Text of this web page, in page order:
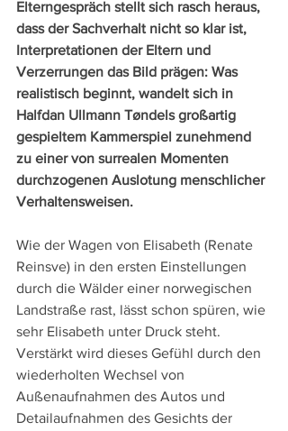
Elterngespräch stellt sich rasch heraus,
dass der Sachverhalt nicht so klar ist,
Interpretationen der Eltern und
Verzerrungen das Bild prägen: Was
realistisch beginnt, wandelt sich in
Halfdan Ullmann Tøndels großartig
gespieltem Kammerspiel zunehmend
zu einer von surrealen Momenten
durchzogenen Auslotung menschlicher
Verhaltensweisen.
Wie der Wagen von Elisabeth (Renate
Reinsve) in den ersten Einstellungen
durch die Wälder einer norwegischen
Landstraße rast, lässt schon spüren, wie
sehr Elisabeth unter Druck steht.
Verstärkt wird dieses Gefühl durch den
wiederholten Wechsel von
Außenaufnahmen des Autos und
Detailaufnahmen des Gesichts der